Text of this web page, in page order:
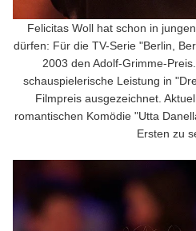
Felicitas Woll hat schon in
dürfen: Für die TV-Serie "Berlin,
2003 den Adolf-Grimme-
schauspielerische Leistung in
Filmpreis ausgezeichnet.
romantischen Komödie "Utta
Ersten zu